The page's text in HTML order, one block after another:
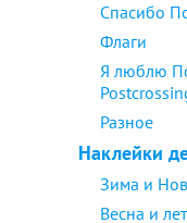
Спасибо
Флаги
Я люблю
Разное
Наклейки
Зима и
Весна и